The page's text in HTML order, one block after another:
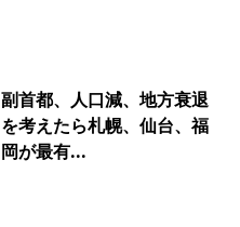
副首都、人口減、地方衰退
を考えたら札幌、仙台、福
岡が最有...